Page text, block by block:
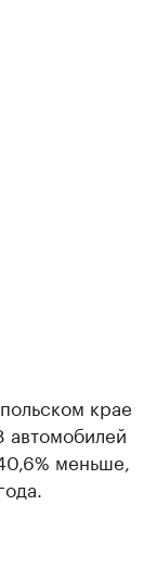
крае
автомобилей
меньше,